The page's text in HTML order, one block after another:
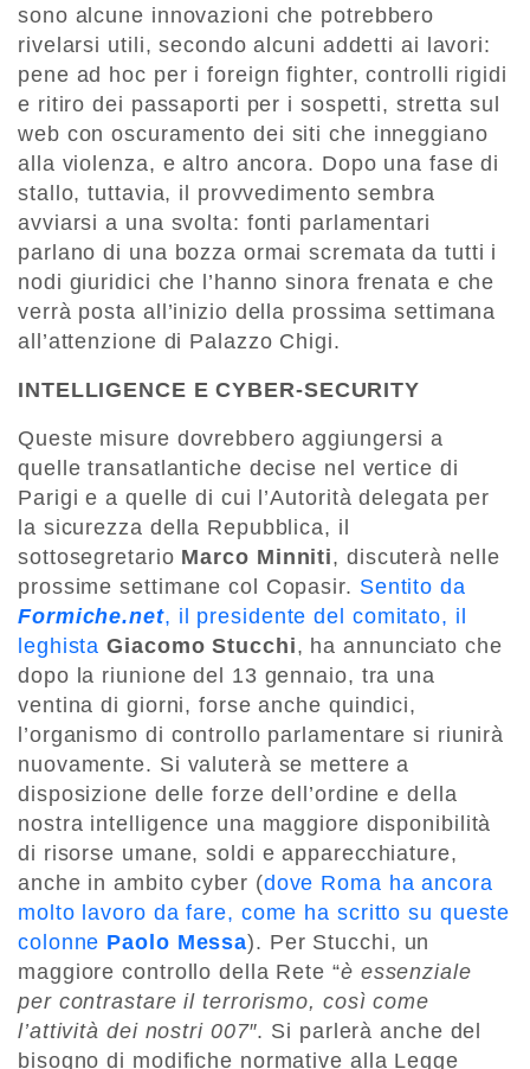
sono alcune innovazioni che potrebbero
rivelarsi utili, secondo alcuni addetti ai lavori:
pene ad hoc per i foreign fighter, controlli rigidi
e ritiro dei passaporti per i sospetti, stretta sul
web con oscuramento dei siti che inneggiano
alla violenza, e altro ancora. Dopo una fase di
stallo, tuttavia, il provvedimento sembra
avviarsi a una svolta: fonti parlamentari
parlano di una bozza ormai scremata da tutti i
nodi giuridici che l’hanno sinora frenata e che
verrà posta all’inizio della prossima settimana
all’attenzione di Palazzo Chigi.
INTELLIGENCE E CYBER-SECURITY
Queste misure dovrebbero aggiungersi a
quelle transatlantiche decise nel vertice di
Parigi e a quelle di cui l’Autorità delegata per
la sicurezza della Repubblica, il
sottosegretario Marco Minniti, discuterà nelle
prossime settimane col Copasir. Sentito da
Formiche.net, il presidente del comitato, il
leghista Giacomo Stucchi, ha annunciato che
dopo la riunione del 13 gennaio, tra una
ventina di giorni, forse anche quindici,
l’organismo di controllo parlamentare si riunirà
nuovamente. Si valuterà se mettere a
disposizione delle forze dell’ordine e della
nostra intelligence una maggiore disponibilità
di risorse umane, soldi e apparecchiature,
anche in ambito cyber (dove Roma ha ancora
molto lavoro da fare, come ha scritto su queste
colonne Paolo Messa). Per Stucchi, un
maggiore controllo della Rete “è essenziale
per contrastare il terrorismo, così come
l’attività dei nostri 007″. Si parlerà anche del
bisogno di modifiche normative alla Legge